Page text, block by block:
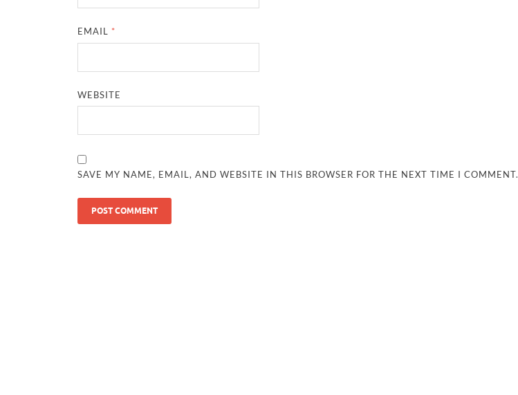
EMAIL *
WEBSITE
SAVE MY NAME, EMAIL, AND WEBSITE IN THIS BROWSER FOR THE NEXT TIME I COMMENT.